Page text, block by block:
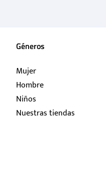
Géneros
Mujer
Hombre
Niños
Nuestras tiendas